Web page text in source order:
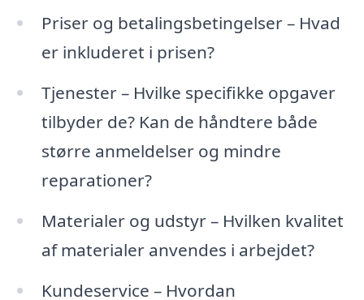
Priser og betalingsbetingelser – Hvad
er inkluderet i prisen?
Tjenester – Hvilke specifikke opgaver
tilbyder de? Kan de håndtere både
større anmeldelser og mindre
reparationer?
Materialer og udstyr – Hvilken kvalitet
af materialer anvendes i arbejdet?
Kundeservice – Hvordan